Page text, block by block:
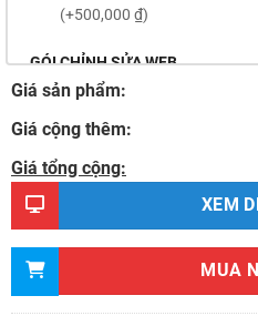
(+500,000 ₫)
GÓI CHỈNH SỬA WEB
Thay logo & thông tin
Đổi màu chủ đạo của
(+200,000 ₫)
Sửa danh mục và sắp xếp
Thay đổi bố cục trang chủ
Giá sản phẩm:
Giá cộng thêm:
Giá tổng cộng:
XEM
MUA